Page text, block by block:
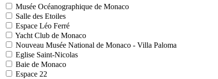
Musée Océanographique de Monaco
Salle des Etoiles
Espace Léo Ferré
Yacht Club de Monaco
Nouveau Musée National de Monaco - Villa Paloma
Eglise Saint-Nicolas
Baie de Monaco
Espace 22